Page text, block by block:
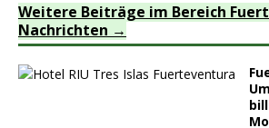
Weitere Beiträge im Bereich
Nachrichten